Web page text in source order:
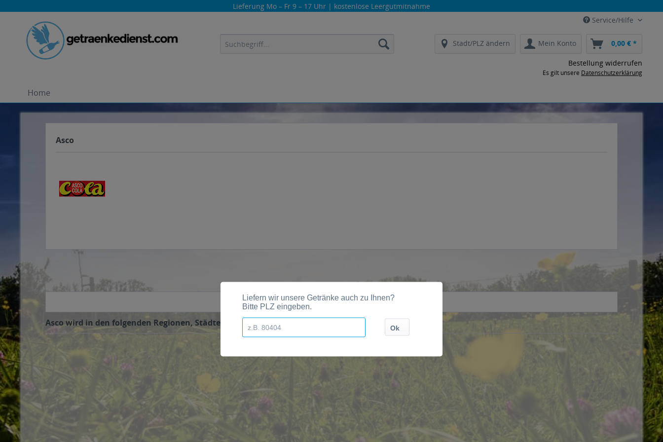
Lieferung Mo – Fr 9 – 17 Uhr | kostenlose Leergutmitnahme
Service/Hilfe
Stadt/PLZ ändern Mein Konto 0,00 € *
Bestellung widerrufen
Es gilt unsere Datenschutzerklärung
Home
Asco
Asco wird in den folgenden Regionen, Städten, Orten und Postleitzahl-Gebieten geliefert